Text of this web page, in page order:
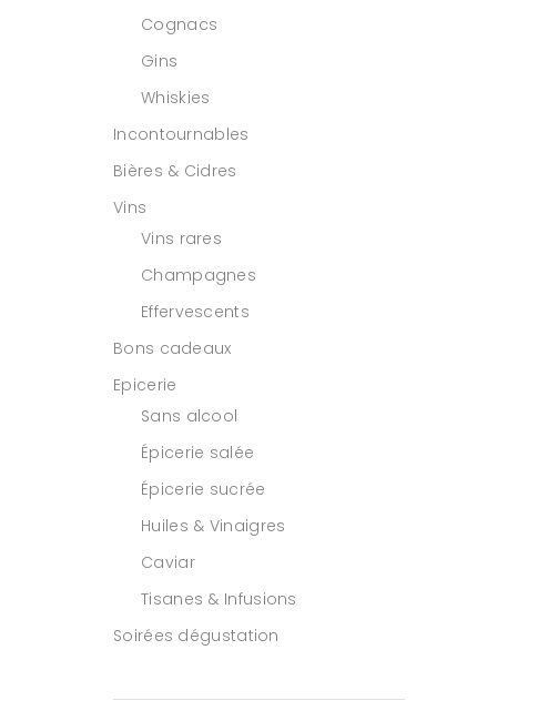
Cognacs
Gins
Whiskies
Incontournables
Bières & Cidres
Vins
Vins rares
Champagnes
Effervescents
Bons cadeaux
Epicerie
Sans alcool
Épicerie salée
Épicerie sucrée
Huiles & Vinaigres
Caviar
Tisanes & Infusions
Soirées dégustation